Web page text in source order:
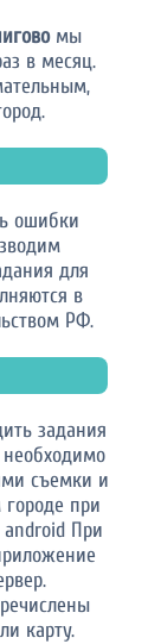
мы
в месяц.
ошибки
для
в
РФ.
задания
съемки и
при
При
карту.